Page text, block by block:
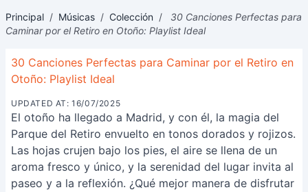
Principal / Músicas / Colección /
30 Canciones Perfectas para
Caminar por el Retiro en Otoño: Playlist Ideal
30 Canciones Perfectas para Caminar por el Retiro en
Otoño: Playlist Ideal
UPDATED AT: 16/07/2025
El otoño ha llegado a Madrid, y con él, la magia del
Parque del Retiro envuelto en tonos dorados y rojizos.
Las hojas crujen bajo los pies, el aire se llena de un
aroma fresco y único, y la serenidad del lugar invita al
paseo y a la reflexión. ¿Qué mejor manera de disfrutar